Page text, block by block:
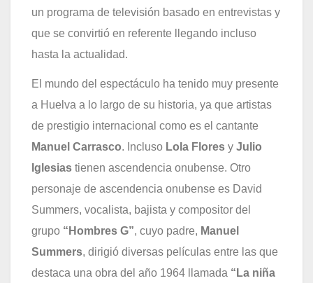
un programa de televisión basado en entrevistas y
que se convirtió en referente llegando incluso
hasta la actualidad.
El mundo del espectáculo ha tenido muy presente
a Huelva a lo largo de su historia, ya que artistas
de prestigio internacional como es el cantante
Manuel Carrasco. Incluso Lola Flores y Julio
Iglesias tienen ascendencia onubense. Otro
personaje de ascendencia onubense es David
Summers, vocalista, bajista y compositor del
grupo “Hombres G”, cuyo padre, Manuel
Summers, dirigió diversas películas entre las que
destaca una obra del año 1964 llamada “La niña